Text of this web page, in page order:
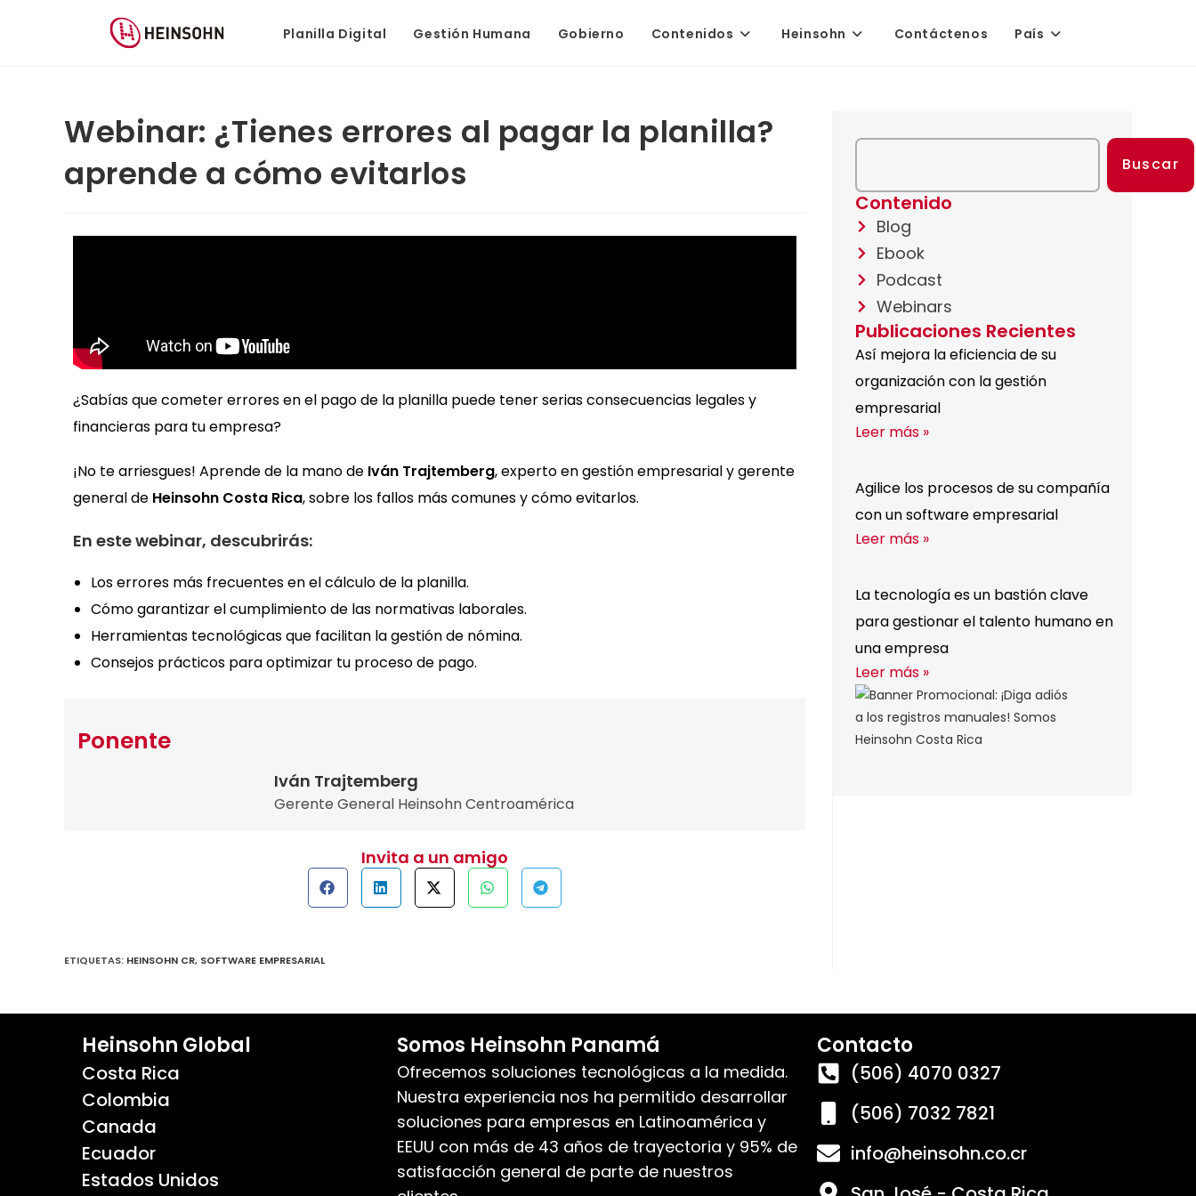
Planilla Digital Gestión Humana Gobierno Contenidos Heinsohn Contáctenos País
Webinar: ¿Tienes errores al pagar la planilla?
aprende a cómo evitarlos
¿Sabías que cometer errores en el pago de la planilla puede tener serias consecuencias legales y
financieras para tu empresa?
¡No te arriesgues! Aprende de la mano de Iván Trajtemberg, experto en gestión empresarial y gerente
general de Heinsohn Costa Rica, sobre los fallos más comunes y cómo evitarlos.
En este webinar, descubrirás:
Los errores más frecuentes en el cálculo de la planilla.
Cómo garantizar el cumplimiento de las normativas laborales.
Herramientas tecnológicas que facilitan la gestión de nómina.
Consejos prácticos para optimizar tu proceso de pago.
Ponente
Iván Trajtemberg
Gerente General Heinsohn Centroamérica
Invita a un amigo
ETIQUETAS: HEINSOHN CR, SOFTWARE EMPRESARIAL
Buscar
Contenido
Blog
Ebook
Podcast
Webinars
Publicaciones Recientes
Así mejora la eficiencia de su
organización con la gestión
empresarial
Leer más »
Agilice los procesos de su compañía
con un software empresarial
Leer más »
La tecnología es un bastión clave
para gestionar el talento humano en
una empresa
Leer más »
Heinsohn Global
Costa Rica
Colombia
Canada
Ecuador
Estados Unidos
Somos Heinsohn Panamá
Ofrecemos soluciones tecnológicas a la medida.
Nuestra experiencia nos ha permitido desarrollar
soluciones para empresas en Latinoamérica y
EEUU con más de 43 años de trayectoria y 95% de
satisfacción general de parte de nuestros
Contacto
(506) 4070 0327
(506) 7032 7821
info@heinsohn.co.cr